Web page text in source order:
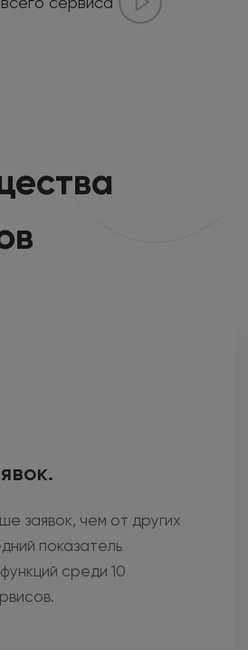
сервиса
заявок, чем от других
показатель
среди 10